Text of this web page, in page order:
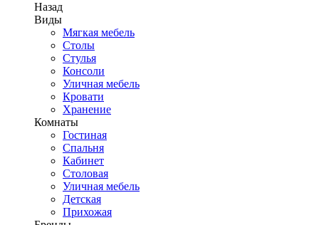
Назад
Виды
Мягкая мебель
Столы
Стулья
Консоли
Уличная мебель
Кровати
Хранение
Комнаты
Гостиная
Спальня
Кабинет
Столовая
Уличная мебель
Детская
Прихожая